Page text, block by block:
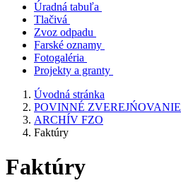
Úradná tabuľa
Tlačivá
Zvoz odpadu
Farské oznamy
Fotogaléria
Projekty a granty
Úvodná stránka
POVINNÉ ZVEREJŃOVANIE
ARCHÍV FZO
Faktúry
Faktúry